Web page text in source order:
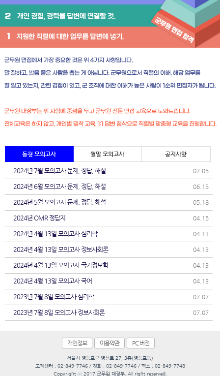
동형 모의고사 월말 모의고사 공지사항
2024년 7월 모의고사 문제, 정답, 해설 07.05
2024년 6월 모의고사 문제, 정답, 해설 06.15
2024년 5월 모의고사 문제, 정답, 해설 05.18
2024년 OMR 정답지 04.15
2024년 4월 13일 모의고사 심리학 04.13
2024년 4월 13일 모의고사 정보사회론 04.13
2024년 4월 13일 모의고사 국가정보학 04.13
2024년 4월 13일 모의고사 국어 04.13
2023년 7월 8일 모의고사 심리학 07.07
2023년 7월 8일 모의고사 정보사회론 07.07
개인정보 이용약관 PC 버전
서울시 영등포구 영신로 27, 3층(영등포동)
고객센터 : 02-849-7746 / 전화 : 02-849-7746 / 팩스 : 02-849-7748
Copyright ⓒ 2017 군무원 대장부. All right reserved.